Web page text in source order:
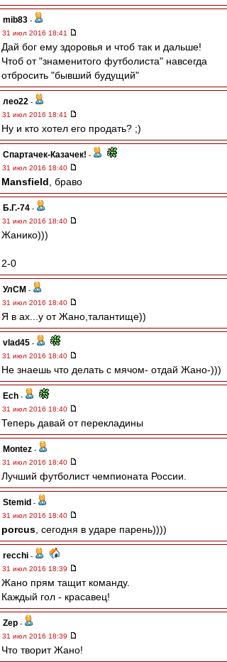
mib83 -
31 июл 2016 18:41
Дай бог ему здоровья и чтоб так и дальше!
Чтоб от "знаменитого футболиста" навсегда
отбросить "бывший будущий"
лео22 -
31 июл 2016 18:41
Ну и кто хотел его продать? ;)
Спартачек-Казачек! -
31 июл 2016 18:40
Mansfield , браво
Б.Г.-74 -
31 июл 2016 18:40
Жанико)))
2-0
УлСМ -
31 июл 2016 18:40
Я в ах...у от Жано,талантище))
vlad45 -
31 июл 2016 18:40
Не знаешь что делать с мячом- отдай Жано-)))
Ech -
31 июл 2016 18:40
Теперь давай от перекладины
Montez -
31 июл 2016 18:40
Лучший футболист чемпионата России.
Stemid -
31 июл 2016 18:40
porcus , сегодня в ударе парень))))
recchi -
31 июл 2016 18:39
Жано прям тащит команду.
Каждый гол - красавец!
Zep -
31 июл 2016 18:39
Что творит Жано!